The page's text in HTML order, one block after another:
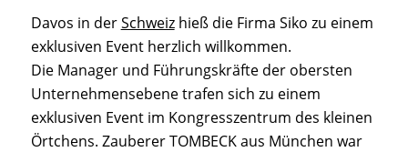
Davos in derSchweizhieß die Firma Siko zu einem
exklusiven Event herzlich willkommen.
Die Manager und Führungskräfte der obersten
Unternehmensebene trafen sich zu einem
exklusiven Event im Kongresszentrum des kleinen
Örtchens. Zauberer TOMBECK aus München war